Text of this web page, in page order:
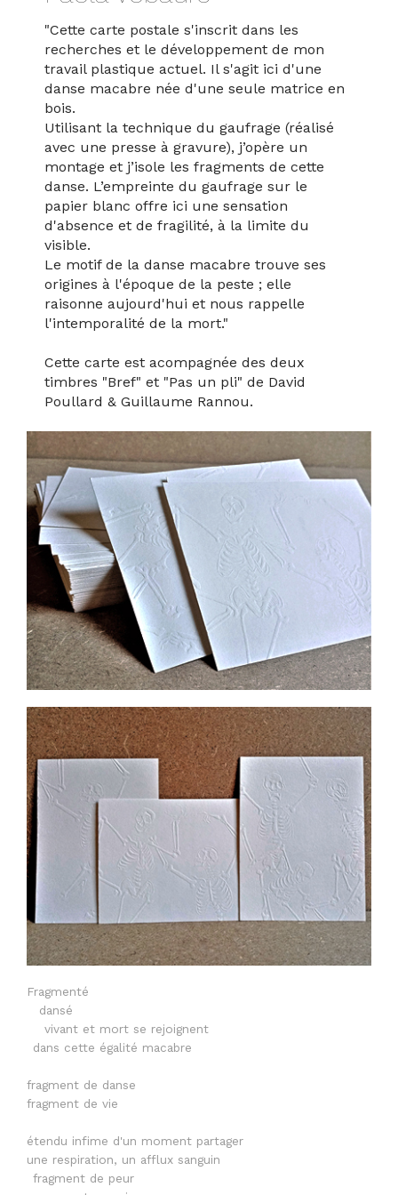
Contact
"Cette carte postale s'inscrit dans les
recherches et le développement de mon
travail plastique actuel. Il s'agit ici d'une
danse macabre née d'une seule matrice en
bois.
Utilisant la technique du gaufrage (réalisé
avec une presse à gravure), j’opère un
montage et j’isole les fragments de cette
danse. L’empreinte du gaufrage sur le
papier blanc offre ici une sensation
d'absence et de fragilité, à la limite du
visible.
Le motif de la danse macabre trouve ses
origines à l'époque de la peste ; elle
raisonne aujourd'hui et nous rappelle
l'intemporalité de la mort."
Cette carte est acompagnée des deux
timbres "Bref" et "Pas un pli" de David
Poullard & Guillaume Rannou.
Fragmenté
dansé
vivant et mort se rejoignent
dans cette égalité macabre
fragment de danse
fragment de vie
étendu infime d'un moment partager
une respiration, un afflux sanguin
fragment de peur